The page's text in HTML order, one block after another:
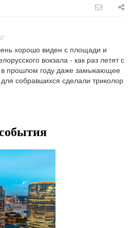
хорошо виден с площади и
вокзала - как раз летят с
прошлом году даже замыкающее
собравшихся сделали триколор